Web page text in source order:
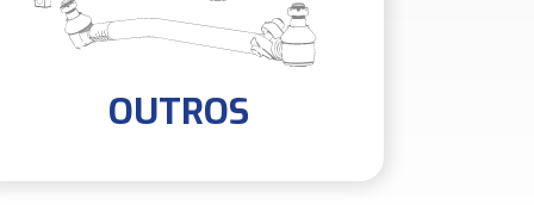
OUTROS